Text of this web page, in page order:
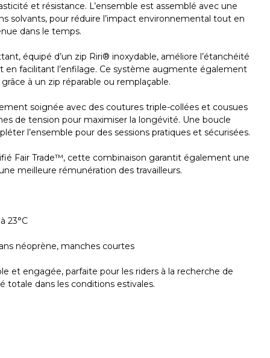
et résistance. L’ensemble est assemblé avec une
solvants, pour réduire l’impact environnemental tout en
dans le temps.
équipé d’un zip Riri® inoxydable, améliore l’étanchéité
en facilitant l’enfilage. Ce système augmente également
à un zip réparable ou remplaçable.
soignée avec des coutures triple-collées et cousues
de tension pour maximiser la longévité. Une boucle
l’ensemble pour des sessions pratiques et sécurisées.
Fair Trade™, cette combinaison garantit également une
meilleure rémunération des travailleurs.
23°C
néoprène, manches courtes
et engagée, parfaite pour les riders à la recherche de
dans les conditions estivales.